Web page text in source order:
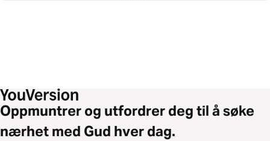
Oppmuntrer og utfordrer deg til å søke
nærhet med Gud hver dag.